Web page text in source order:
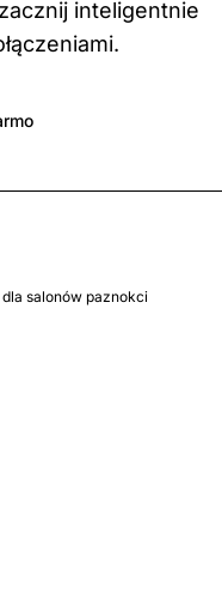
inteligentnie
salonów paznokci